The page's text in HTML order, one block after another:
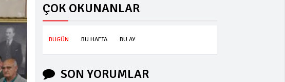
ÇOK OKUNANLAR
BUGÜN BU HAFTA BU AY
SON YORUMLAR